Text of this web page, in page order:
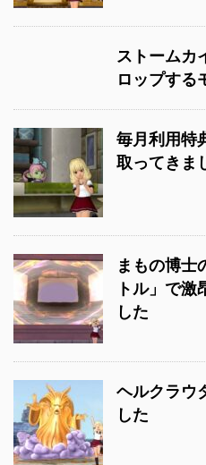
ストームカ
ロップする
毎月利用特
取ってきま
まもの博士
トル」で激
した
ヘルクラウ
した